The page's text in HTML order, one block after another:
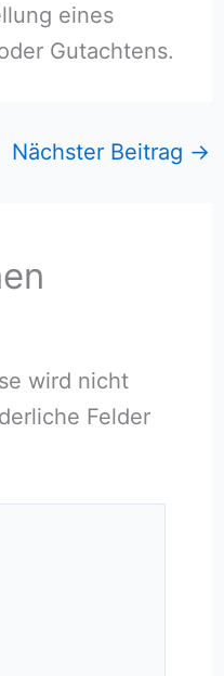
eines
Gutachtens.
Nächster Beitrag →
wird nicht
Felder